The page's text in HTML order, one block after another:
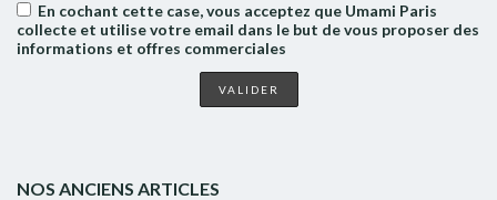
En cochant cette case, vous acceptez que Umami Paris
collecte et utilise votre email dans le but de vous proposer des
informations et offres commerciales
NOS ANCIENS ARTICLES